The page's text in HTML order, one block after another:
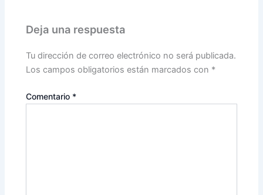
Deja una respuesta
Tu dirección de correo electrónico no será publicada.
Los campos obligatorios están marcados con *
Comentario *